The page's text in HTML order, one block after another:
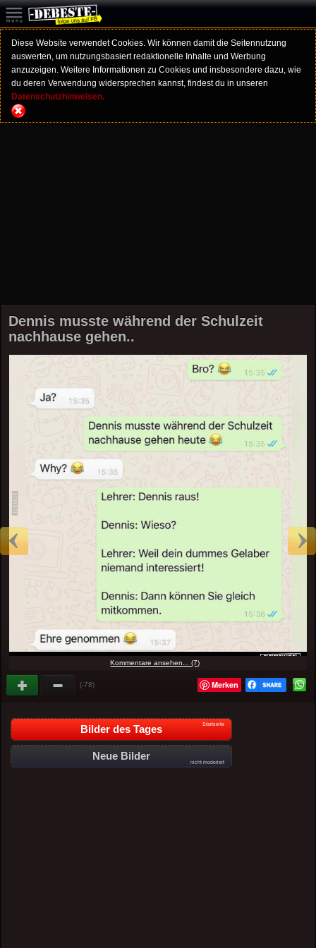
Diese Website verwendet Cookies. Wir können damit die Seitennutzung
auswerten, um nutzungsbasiert redaktionelle Inhalte und Werbung
anzuzeigen. Weitere Informationen zu Cookies und insbesondere dazu, wie
du deren Verwendung widersprechen kannst, findest du in unseren
Datenschutzhinweisen.
Dennis musste während der Schulzeit
nachhause gehen..
Kommentare ansehen... (7)
(-78) Merken
Bilder des Tages Startseite
Neue Bilder
nicht moderiert